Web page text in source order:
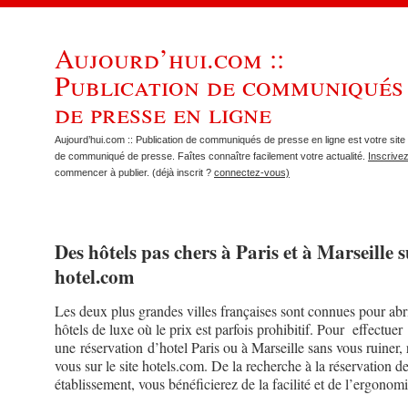
Aujourd’hui.com ::
Publication de communiqués
de presse en ligne
Aujourd’hui.com :: Publication de communiqués de presse en ligne est votre site
de communiqué de presse. Faîtes connaître facilement votre actualité.
commencer à publier. (déjà inscrit ? connectez-vous)
Des hôtels pas chers à Paris et à Marseille
hotel.com
Les deux plus grandes villes françaises sont connues pour
hôtels de luxe où le prix est parfois prohibitif. Pour effectuer
une réservation d’hotel Paris ou à Marseille sans vous ruiner,
vous sur le site hotels.com. De la recherche à la réservation
établissement, vous bénéficierez de la facilité et de